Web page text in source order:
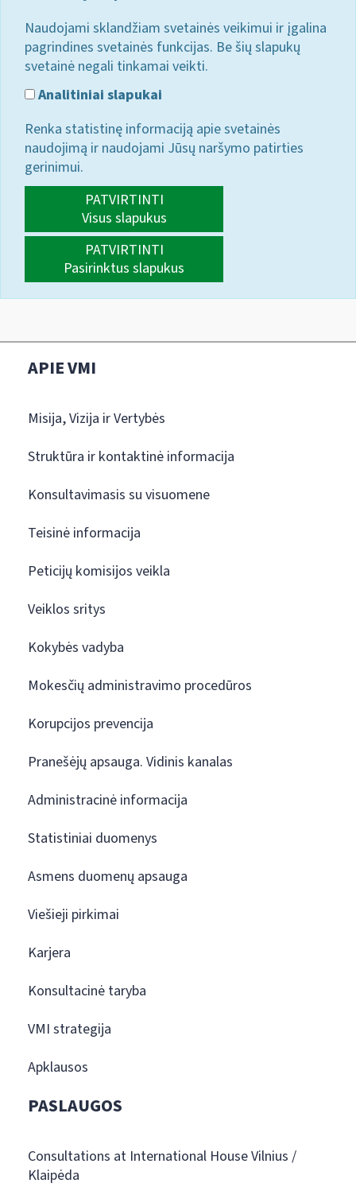
Naudojami sklandžiam svetainės veikimui ir įgalina
pagrindines svetainės funkcijas. Be šių slapukų
svetainė negali tinkamai veikti.
Analitiniai slapukai
Renka statistinę informaciją apie svetainės
naudojimą ir naudojami Jūsų naršymo patirties
gerinimui.
PATVIRTINTI
Visus slapukus
PATVIRTINTI
Pasirinktus slapukus
APIE VMI
Misija, Vizija ir Vertybės
Struktūra ir kontaktinė informacija
Konsultavimasis su visuomene
Teisinė informacija
Peticijų komisijos veikla
Veiklos sritys
Kokybės vadyba
Mokesčių administravimo procedūros
Korupcijos prevencija
Pranešėjų apsauga. Vidinis kanalas
Administracinė informacija
Statistiniai duomenys
Asmens duomenų apsauga
Viešieji pirkimai
Karjera
Konsultacinė taryba
VMI strategija
Apklausos
PASLAUGOS
Consultations at International House Vilnius /
Klaipėda